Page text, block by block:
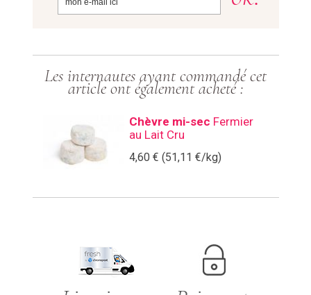
Les internautes ayant commandé cet
article ont également acheté :
Chèvre mi-sec Fermier
au Lait Cru
4,60 € (51,11 €/kg)
Métropolitaine
avec
Chronofresh®, le
sécurisés et à
votre convenance
! (choisissez de
payer soit par